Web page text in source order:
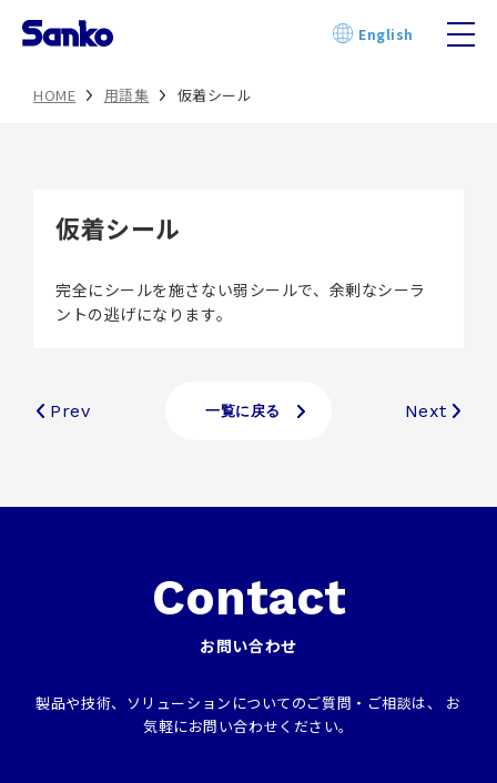
English
HOME 用語集 仮着シール
仮着シール
完全にシールを施さない弱シールで、余剰なシーラ
ントの逃げになります。
Prev 一覧に戻る Next
Contact
お問い合わせ
製品や技術、ソリューションについてのご質問・ご相談は、
お
気軽にお問い合わせください。